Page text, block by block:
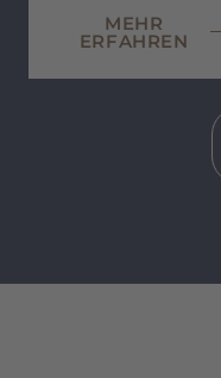
MEHR
ERFAHREN